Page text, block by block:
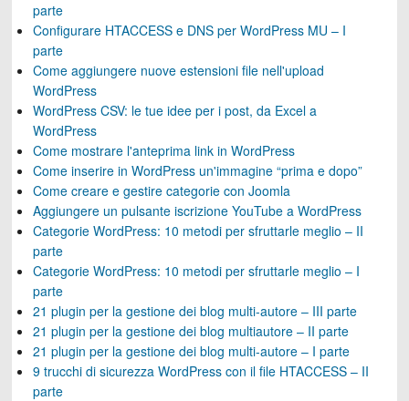
parte
Configurare HTACCESS e DNS per WordPress MU – I
parte
Come aggiungere nuove estensioni file nell'upload
WordPress
WordPress CSV: le tue idee per i post, da Excel a
WordPress
Come mostrare l'anteprima link in WordPress
Come inserire in WordPress un'immagine “prima e dopo”
Come creare e gestire categorie con Joomla
Aggiungere un pulsante iscrizione YouTube a WordPress
Categorie WordPress: 10 metodi per sfruttarle meglio – II
parte
Categorie WordPress: 10 metodi per sfruttarle meglio – I
parte
21 plugin per la gestione dei blog multi-autore – III parte
21 plugin per la gestione dei blog multiautore – II parte
21 plugin per la gestione dei blog multi-autore – I parte
9 trucchi di sicurezza WordPress con il file HTACCESS – II
parte